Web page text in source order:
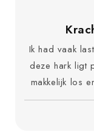
Ik had vaak
deze hark ligt
makkelijk los